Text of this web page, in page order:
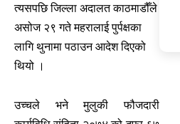
त्यसपछि जिल्ला अदालत काठमाडौँले
असोज २९ गते महरालाई पुर्पक्षका
लागि थुनामा पठाउन आदेश दिएको
थियो ।
उच्चले भने मुलुकी फौजदारी